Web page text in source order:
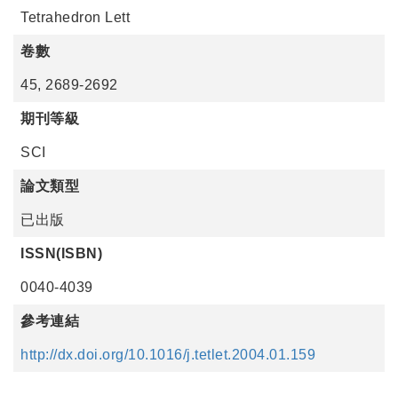
Tetrahedron Lett
卷數
45, 2689-2692
期刊等級
SCI
論文類型
已出版
ISSN(ISBN)
0040-4039
參考連結
http://dx.doi.org/10.1016/j.tetlet.2004.01.159